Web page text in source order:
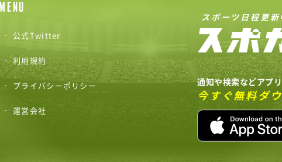
MENU
公式Twitter
利用規約
プライバシーポリシー
運営会社
スポーツ日程更新
通知や検索などアプ
今すぐ無料ダ